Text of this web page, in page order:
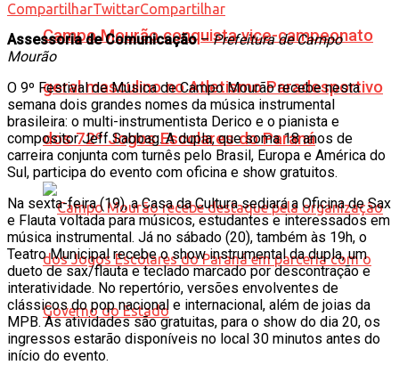
Campo Mourão conquista vice-campeonato
geral masculino no Atletismo Paradesportivo
dos 72º Jogos Escolares do Paraná
CompartilharTwittarCompartilhar
Assessoria de Comunicação–Prefeitura de Campo
Mourão
O 9º Festival de Música de Campo Mourão recebe nesta
semana dois grandes nomes da música instrumental
brasileira: o multi-instrumentista Derico e o pianista e
compositor Jeff Sabbag. A dupla, que soma 18 anos de
carreira conjunta com turnês pelo Brasil, Europa e América do
Sul, participa do evento com oficina e show gratuitos.
Na sexta-feira (19), a Casa da Cultura sediará a Oficina de Sax
e Flauta voltada para músicos, estudantes e interessados em
música instrumental. Já no sábado (20), também às 19h, o
Teatro Municipal recebe o show instrumental da dupla, um
dueto de sax/flauta e teclado marcado por descontração e
interatividade. No repertório, versões envolventes de
clássicos do pop nacional e internacional, além de joias da
MPB. As atividades são gratuitas, para o show do dia 20, os
ingressos estarão disponíveis no local 30 minutos antes do
início do evento.